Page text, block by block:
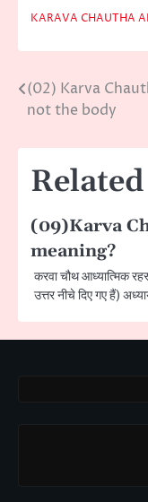
KARAVA CHAUTHA
Post
navigation
(02) Karva
not the body
(09)Karva
meaning?
करवा चौथ आध्यात्मिक
उत्तर नीचे दिए गए हैं)